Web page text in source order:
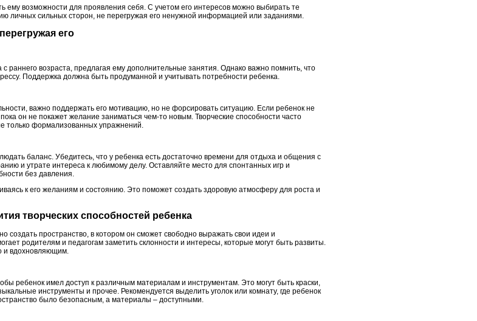
ему возможности для проявления себя. С учетом его интересов можно выбирать те
личных сильных сторон, не перегружая его ненужной информацией или заданиями.
его
раннего возраста, предлагая ему дополнительные занятия. Однако важно помнить, что
Поддержка должна быть продуманной и учитывать потребности ребенка.
важно поддержать его мотивацию, но не форсировать ситуацию. Если ребенок не
он не покажет желание заниматься чем-то новым. Творческие способности часто
только формализованных упражнений.
баланс. Убедитесь, что у ребенка есть достаточно времени для отдыха и общения с
и утрате интереса к любимому делу. Оставляйте место для спонтанных игр и
без давления.
к его желаниям и состоянию. Это поможет создать здоровую атмосферу для роста и
творческих способностей ребенка
создать пространство, в котором он сможет свободно выражать свои идеи и
родителям и педагогам заметить склонности и интересы, которые могут быть развиты.
и вдохновляющим.
ребенок имел доступ к различным материалам и инструментам. Это могут быть краски,
инструменты и прочее. Рекомендуется выделить уголок или комнату, где ребенок
было безопасным, а материалы – доступными.